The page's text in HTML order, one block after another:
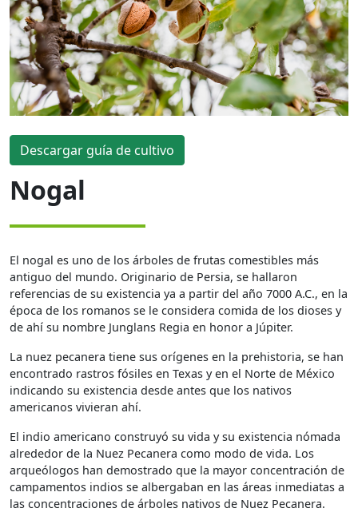
Descargar guía de cultivo
Nogal
El nogal es uno de los árboles de frutas comestibles más
antiguo del mundo. Originario de Persia, se hallaron
referencias de su existencia ya a partir del año 7000 A.C., en la
época de los romanos se le considera comida de los dioses y
de ahí su nombre Junglans Regia en honor a Júpiter.
La nuez pecanera tiene sus orígenes en la prehistoria, se han
encontrado rastros fósiles en Texas y en el Norte de México
indicando su existencia desde antes que los nativos
americanos vivieran ahí.
El indio americano construyó su vida y su existencia nómada
alrededor de la Nuez Pecanera como modo de vida. Los
arqueólogos han demostrado que la mayor concentración de
campamentos indios se albergaban en las áreas inmediatas a
las concentraciones de árboles nativos de Nuez Pecanera.